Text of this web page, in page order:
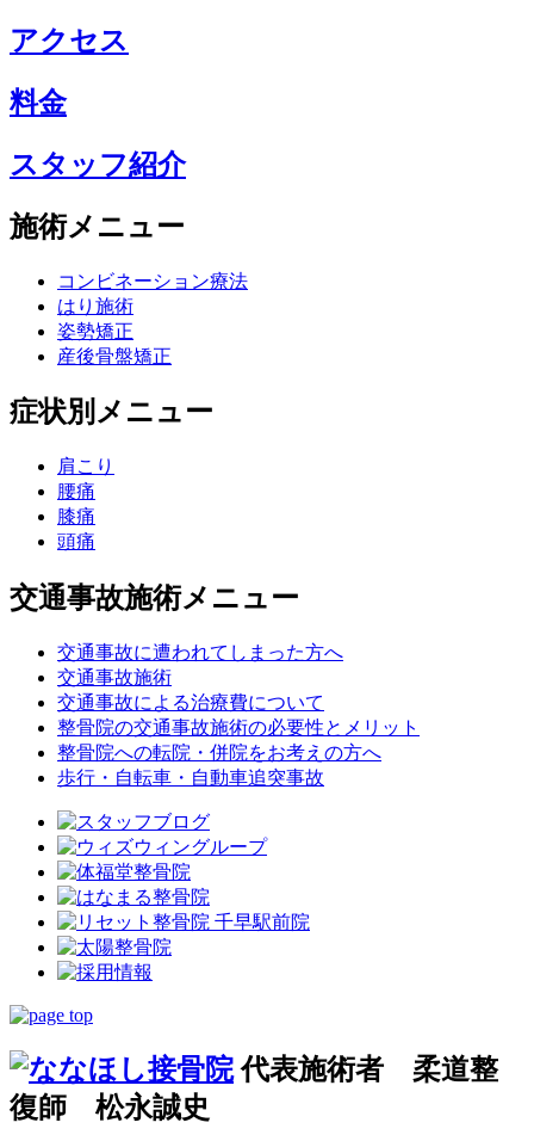
アクセス
料金
スタッフ紹介
施術メニュー
コンビネーション療法
はり施術
姿勢矯正
産後骨盤矯正
症状別メニュー
肩こり
腰痛
膝痛
頭痛
交通事故施術メニュー
交通事故に遭われてしまった方へ
交通事故施術
交通事故による治療費について
整骨院の交通事故施術の必要性とメリット
整骨院への転院・併院をお考えの方へ
歩行・自転車・自動車追突事故
代表施術者 柔道整
復師 松永誠史